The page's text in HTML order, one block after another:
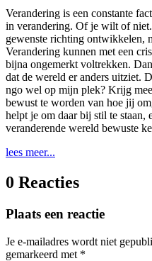
Verandering is een constante
in verandering. Of je wilt of
gewenste richting ontwikkelen,
Verandering kunnen met een
bijna ongemerkt voltrekken.
dat de wereld er anders uitziet.
ngo wel op mijn plek? Krijg
bewust te worden van hoe jij
helpt je om daar bij stil te staan,
veranderende wereld bewuste
lees meer...
0 Reacties
Plaats een reactie
Je e-mailadres wordt niet
gemarkeerd met *